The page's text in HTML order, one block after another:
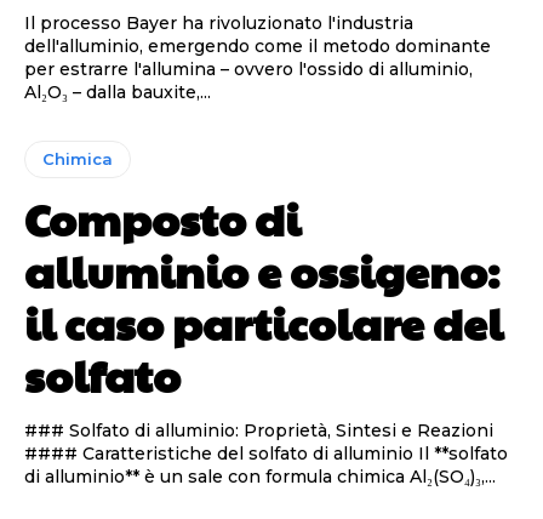
Il processo Bayer ha rivoluzionato l'industria
dell'alluminio, emergendo come il metodo dominante
per estrarre l'allumina – ovvero l'ossido di alluminio,
Al₂O₃ – dalla bauxite,...
Chimica
Composto di
alluminio e ossigeno:
il caso particolare del
solfato
### Solfato di alluminio: Proprietà, Sintesi e Reazioni
#### Caratteristiche del solfato di alluminio Il **solfato
di alluminio** è un sale con formula chimica Al₂(SO₄)₃,...